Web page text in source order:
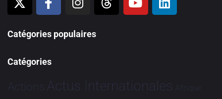
Catégories populaires
Catégories
Actions Actus Internationales Afrique